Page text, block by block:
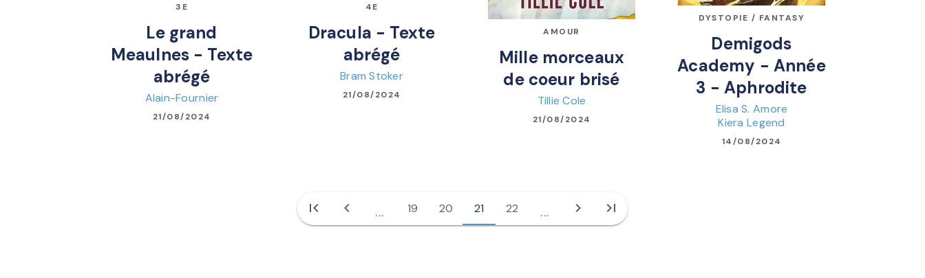
3E
Le grand
Meaulnes - Texte
abrégé
Alain-Fournier
21/08/2024
4E
Dracula - Texte
abrégé
Bram Stoker
21/08/2024
AMOUR
Mille morceaux
de coeur brisé
Tillie Cole
21/08/2024
DYSTOPIE / FANTASY
Demigods
Academy - Année
3 - Aphrodite
Elisa S. Amore
Kiera Legend
14/08/2024
first_page chevron_left ... 19 20 21 22 ... chevron_right last_page